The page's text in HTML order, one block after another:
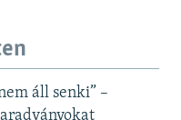
áll senki” –